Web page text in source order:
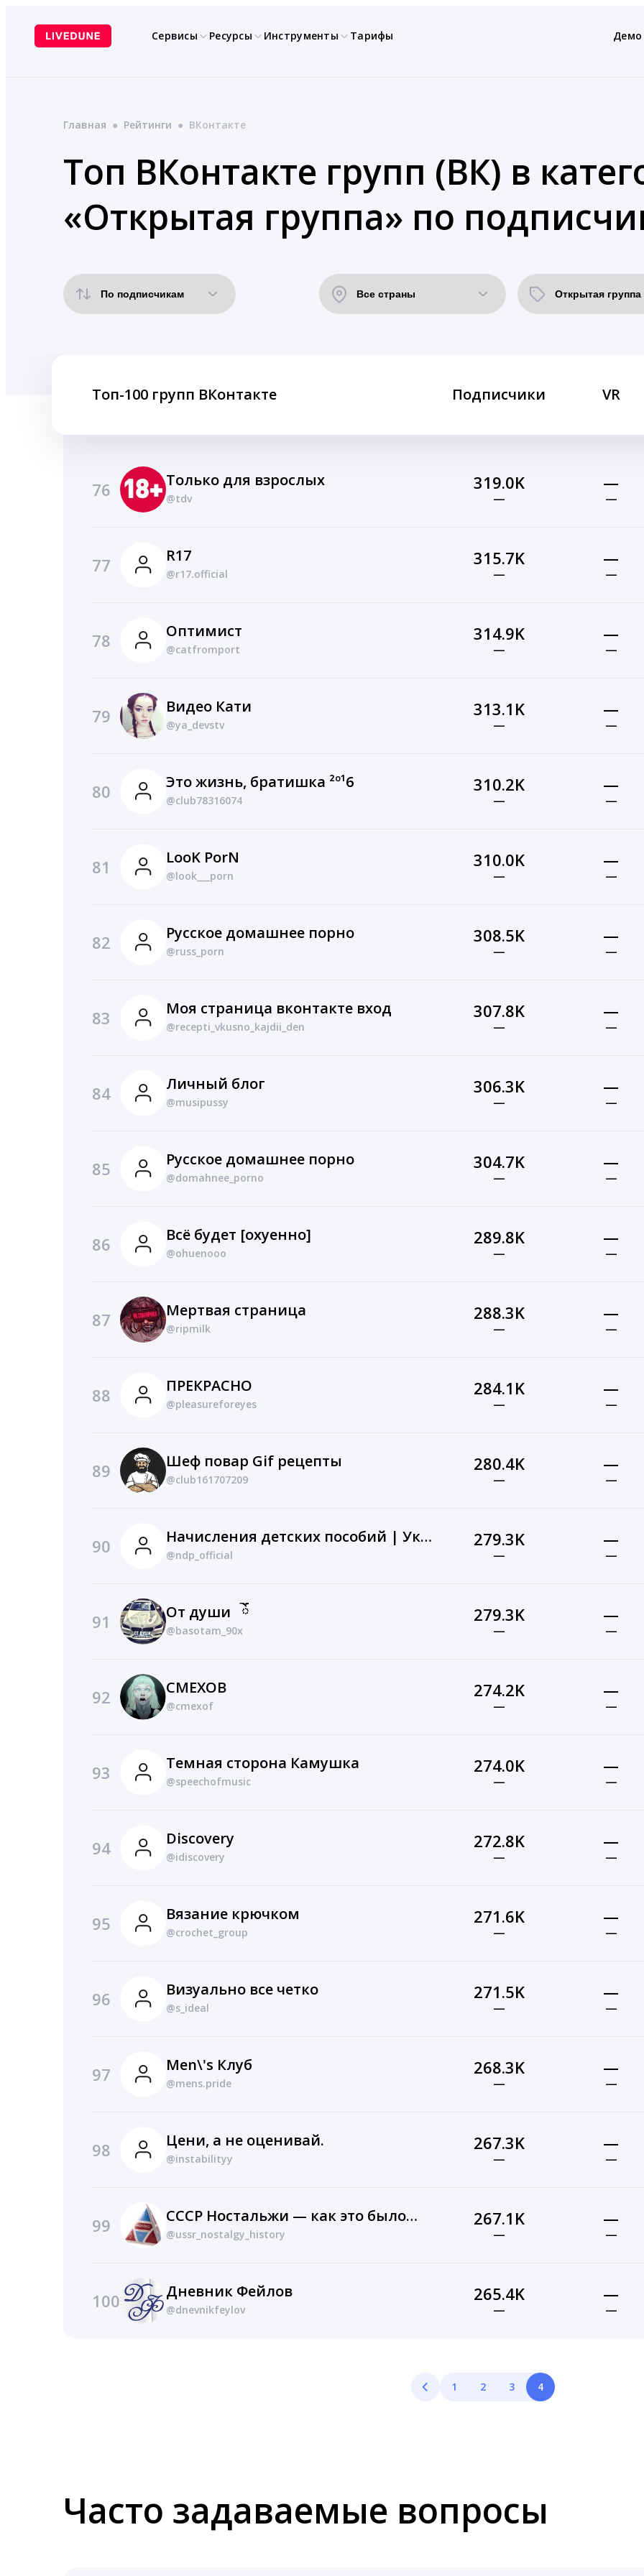
содержимому
Сервисы Ресурсы Инструменты Тарифы Демо
Главная ● Рейтинги ● ВКонтакте
Топ ВКонтакте групп (ВК) в
«Открытая группа» по
Топ-100 групп ВКонтакте Подписчики VR
76 Только для взрослых
@tdv
319.0K
—
—
—
77 R17
@r17.official
315.7K
—
—
—
78 Оптимист
@catfromport
314.9K
—
—
—
79 Видео Кати
@ya_devstv
313.1K
—
—
—
80 Это жизнь, братишка ²º¹6
@club78316074
310.2K
—
—
—
81 LooK PorN
@look___porn
310.0K
—
—
—
82 Русское домашнее порно
@russ_porn
308.5K
—
—
—
83 Моя страница вконтакте вход
@recepti_vkusno_kajdii_den
307.8K
—
—
—
84 Личный блог
@musipussy
306.3K
—
—
—
85 Русское домашнее порно
@domahnee_porno
304.7K
—
—
—
86 Всё будет [охуенно]
@ohuenooo
289.8K
—
—
—
87 Мертвая страница
@ripmilk
288.3K
—
—
—
88 ПРЕКРАСНО
@pleasureforeyes
284.1K
—
—
—
89 Шеф повар Gif рецепты
@club161707209
280.4K
—
—
—
90 Начисления детских пособий | Украина
@ndp_official
279.3K
—
—
—
91 От души⠀ོ
@basotam_90x
279.3K
—
—
—
92 СМЕХОВ
@cmexof
274.2K
—
—
—
93 Темная сторона Камушка
@speechofmusic
274.0K
—
—
—
94 Discovery
@idiscovery
272.8K
—
—
—
95 Вязание крючком
@crochet_group
271.6K
—
—
—
96 Визуально все четко
@s_ideal
271.5K
—
—
—
97 Men\'s Клуб
@mens.pride
268.3K
—
—
—
98 Цени, а не оценивай.
@instabilityy
267.3K
—
—
—
99 СССР Ностальжи — как это было…
@ussr_nostalgy_history
267.1K
—
—
—
100 Дневник Фейлов
@dnevnikfeylov
265.4K
—
—
—
1 2 3 4
Часто задаваемые вопросы